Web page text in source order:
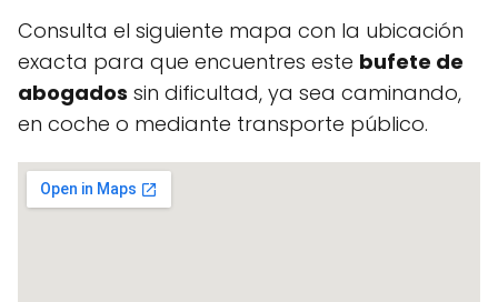
Consulta el siguiente mapa con la ubicación
exacta para que encuentres este bufete de
abogados sin dificultad, ya sea caminando,
en coche o mediante transporte público.